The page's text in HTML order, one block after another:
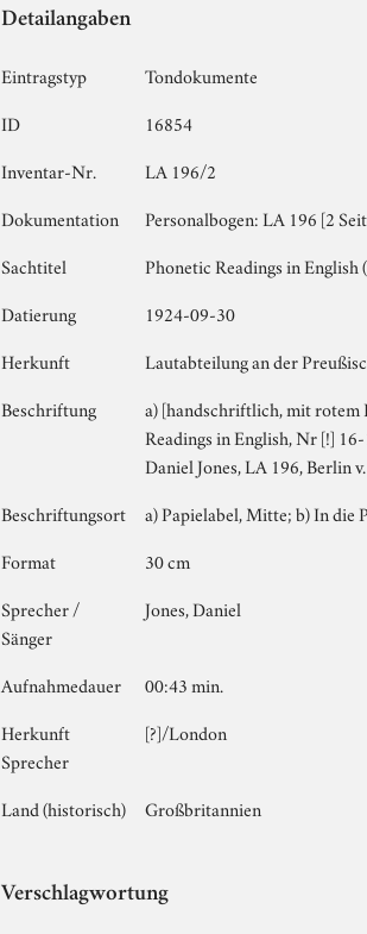
Detailangaben
Eintragstyp
Tondokumente
ID
16854
Inventar-Nr.
LA 196/2
Dokumentation
Personalbogen: LA 196 [2
Sachtitel
Phonetic Readings in
Datierung
1924-09-30
Herkunft
Lautabteilung an der
Beschriftung
a) [handschriftlich, mit rotem
Readings in English, Nr [!]
Daniel Jones, LA 196, Berlin
Beschriftungsort
a) Papielabel, Mitte; b) In die
Format
30 cm
Sprecher /
Sänger
Jones, Daniel
Aufnahmedauer
00:43 min.
Herkunft
Sprecher
[?]/London
Land (historisch) Großbritannien
Verschlagwortung